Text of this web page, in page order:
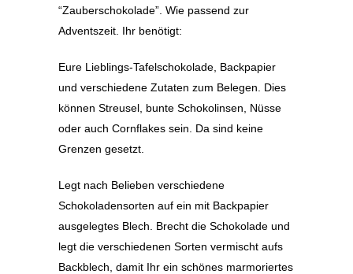
“Zauberschokolade”. Wie passend zur
Adventszeit. Ihr benötigt:
Eure Lieblings-Tafelschokolade, Backpapier
und verschiedene Zutaten zum Belegen. Dies
können Streusel, bunte Schokolinsen, Nüsse
oder auch Cornflakes sein. Da sind keine
Grenzen gesetzt.
Legt nach Belieben verschiedene
Schokoladensorten auf ein mit Backpapier
ausgelegtes Blech. Brecht die Schokolade und
legt die verschiedenen Sorten vermischt aufs
Backblech, damit Ihr ein schönes marmoriertes